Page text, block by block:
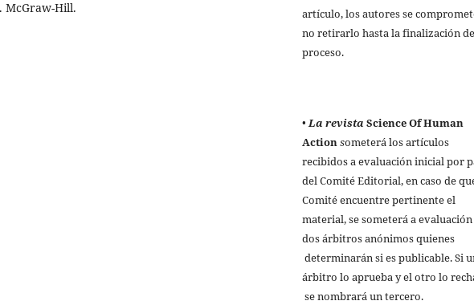
McGraw-Hill.
artículo, los autores se
no retirarlo hasta la finalización
proceso.
•La revista Science Of Human
Actionsometerá los artículos
recibidos a evaluación inicial por
del Comité Editorial, en caso de
Comité encuentre pertinente el
material, se someterá a
dos árbitros anónimos quienes
determinarán si es publicable. Si
árbitro lo aprueba y el otro lo
se nombrará un tercero.